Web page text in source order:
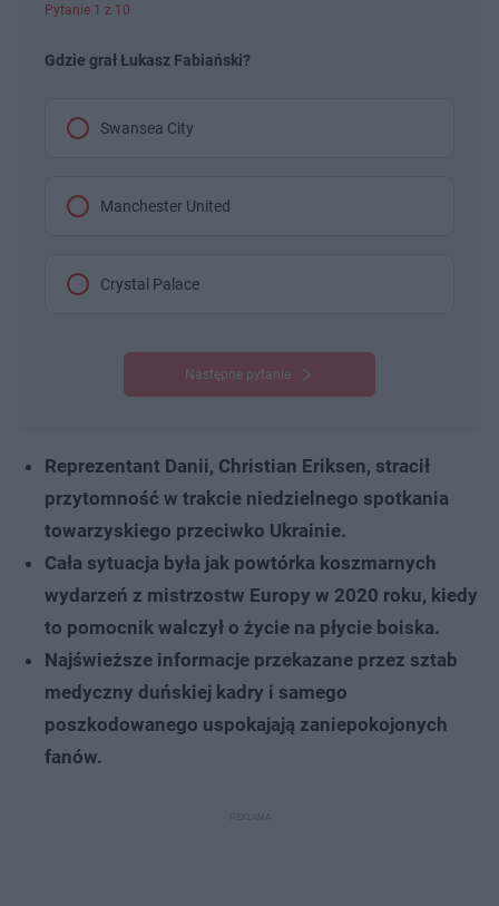
Pytanie 1 z 10
Gdzie grał Łukasz Fabiański?
Swansea City
Manchester United
Crystal Palace
Następne pytanie
Reprezentant Danii, Christian Eriksen, stracił
przytomność w trakcie niedzielnego spotkania
towarzyskiego przeciwko Ukrainie.
Cała sytuacja była jak powtórka koszmarnych
wydarzeń z mistrzostw Europy w 2020 roku, kiedy
to pomocnik walczył o życie na płycie boiska.
Najświeższe informacje przekazane przez sztab
medyczny duńskiej kadry i samego
poszkodowanego uspokajają zaniepokojonych
fanów.